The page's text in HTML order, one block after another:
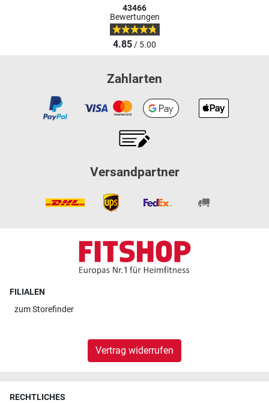
43466
Bewertungen
4.85/ 5.00
Zahlarten
Versandpartner
FILIALEN
zumStorefinder
Vertrag widerrufen
RECHTLICHES